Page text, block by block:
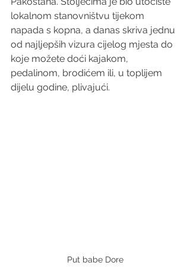
lokalnom stanovništvu tijekom
napada s kopna, a danas skriva jednu
od najljepših vizura cijelog mjesta do
koje možete doći kajakom,
pedalinom, brodićem ili, u toplijem
dijelu godine, plivajući.
Put babe Dore